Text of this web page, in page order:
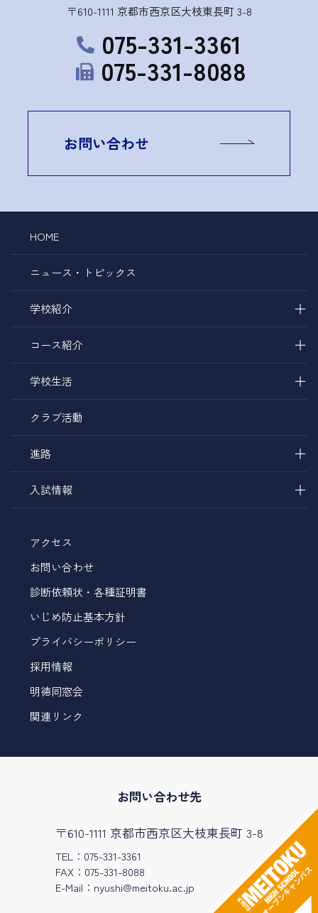
〒610-1111 京都市西京区大枝東長町 3-8
075-331-3361
075-331-8088
お問い合わせ
HOME
ニュース・トピックス
学校紹介 ＋
コース紹介 ＋
学校生活 ＋
クラブ活動
進路 ＋
入試情報 ＋
アクセス
お問い合わせ
診断依頼状・各種証明書
いじめ防止基本方針
プライバシーポリシー
採用情報
明徳同窓会
関連リンク
お問い合わせ先
〒610-1111 京都市西京区大枝東長町 3-8
TEL：075-331-3361
FAX：075-331-8088
E-Mail： nyushi@meitoku.ac.jp